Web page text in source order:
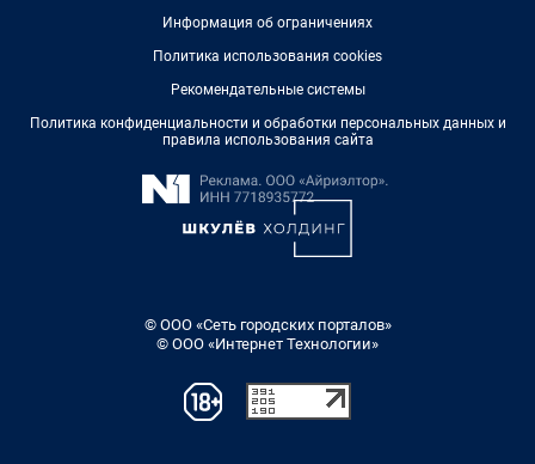
Информация об ограничениях
Политика использования cookies
Рекомендательные системы
Политика конфиденциальности и обработки персональных данных и
правила использования сайта
© ООО «Сеть городских порталов»
© ООО «Интернет Технологии»